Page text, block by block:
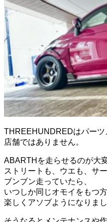
THREEHUNDREDはパーツ
店舗ではありません。
ABARTHを走らせるのが大
ストリートも、ウエも、サー
ブンブン走っていたら、
いつしか同じオモイをもつ
楽しくアソブようになりまし